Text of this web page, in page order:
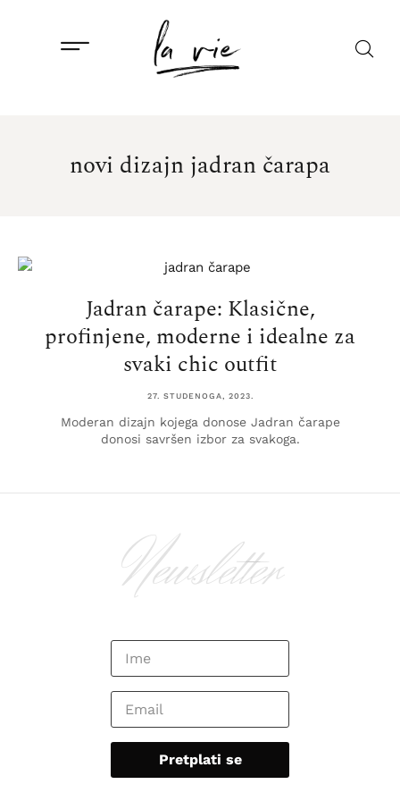
novi dizajn jadran čarapa
Jadran čarape: Klasične,
profinjene, moderne i idealne za
svaki chic outfit
27. STUDENOGA, 2023.
Moderan dizajn kojega donose Jadran čarape
donosi savršen izbor za svakoga.
Newsletter